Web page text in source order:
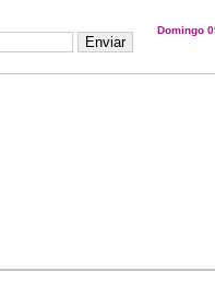
Domingo